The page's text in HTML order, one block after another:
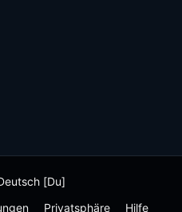
[Du]
Privatsphäre
Hilfe